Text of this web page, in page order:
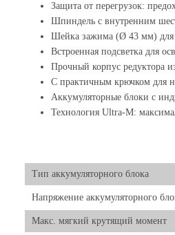
Защита от перегрузок:
Шпиндель с внутренним
Шейка зажима (Ø 43 мм) для
Встроенная подсветка для
Прочный корпус редуктора
С практичным крючком для
Аккумуляторные блоки с
Технология Ultra-M:
Тип аккумуляторного блока
Напряжение аккумуляторного
Макс. мягкий крутящий момент